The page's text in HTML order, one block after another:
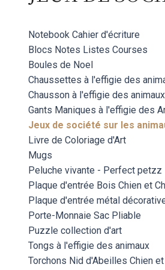
Notebook Cahier d'écriture
Blocs Notes Listes Courses
Boules de Noel
Chaussettes à l'effigie des
Chausson à l'effigie des animaux
Gants Maniques à l'effigie des
Jeux de société sur les
Livre de Coloriage d'Art
Mugs
Peluche vivante - Perfect petzz
Plaque d'entrée Bois Chien et
Plaque d'entrée métal
Porte-Monnaie Sac Pliable
Puzzle collection d'art
Tongs à l'effigie des animaux
Torchons Nid d'Abeilles Chien et